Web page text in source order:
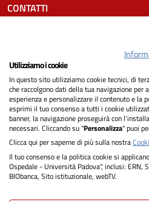
CONTATTI
Pec: protocollo.aopd@pecveneto.it
SEGUICI SU
Privacy
Dichiarazione di Accessibilità
Utilizziamo i cookie
In questo sito utilizziamo cookie tecnici, di
che raccolgono dati della tua navigazione per
esperienza e personalizzare il contenuto e la
esprimi il tuo consenso a tutti i cookie
banner, la navigazione proseguirà con
necessari. Cliccando su "Personalizza" puoi
Clicca qui per saperne di più sulla nostra
Il tuo consenso e la politica cookie si
Ospedale - Università Padova", inclusi: ERN,
BIObanca, Sito istituzionale, webTV.